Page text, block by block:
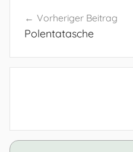
Vorheriger Beitrag
Polentatasche